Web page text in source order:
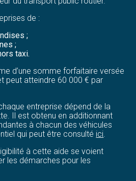
de :
;
;
taxi.
d’une somme forfaitaire versée
peut atteindre 60 000 € par
entreprise dépend de la
Il est obtenu en additionnant
à chacun des véhicules
qui peut être consulté ici
à cette aide se voient
les démarches pour les